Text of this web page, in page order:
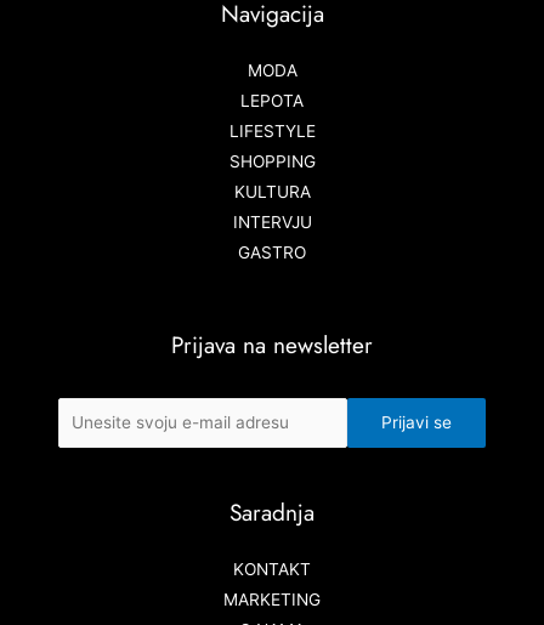
Navigacija
MODA
LEPOTA
LIFESTYLE
SHOPPING
KULTURA
INTERVJU
GASTRO
Prijava na newsletter
Saradnja
KONTAKT
MARKETING